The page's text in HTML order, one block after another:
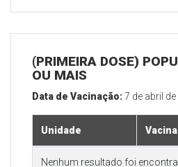
(PRIMEIRA DOSE)
OU MAIS
Data de Vacinação:7 de abril de
Unidade Vacina
Nenhum resultado foi